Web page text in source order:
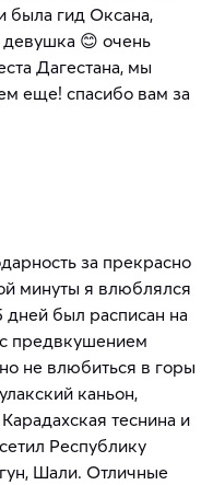
была гид Оксана,
😊 очень
Дагестана, мы
еще! спасибо вам за
за прекрасно
минуты я влюблялся
дней был расписан на
предвкушением
не влюбиться в горы
каньон,
теснина и
Республику
Шали. Отличные